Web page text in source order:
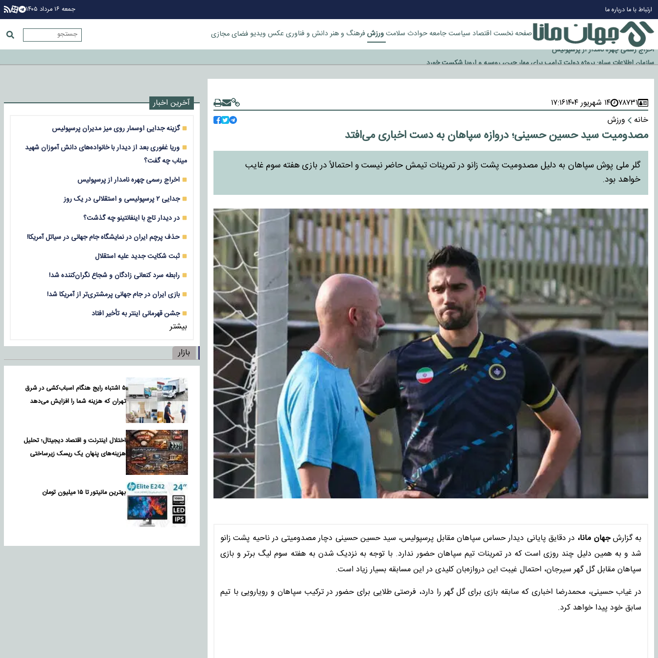
ارتباط با مادرباره ما جمعه ۱۶ مرداد ۱۴۰۵
صفحه نخست اقتصاد سیاستجامعهحوادث سلامتورزشفرهنگ و هنردانش و فناوری عکس ویدیوفضای مجازی
چرا طلا دوباره افزایشی شد؟
گزینه جدایی اوسمار روی میز مدیران پرسپولیس
آیا رئیس جمهور آمریکا قانون را دور می‌زند؟
اخراج رسمی چهره نامدار از پرسپولیس
سازمان اطلاعات سپاه: پروژه دولت ترامپ برای مهار چین، روسیه و اروپا شکست خورد
۷۸۷۳۱ ۱۴ شهریور ۱۴۰۴
۱۷:۱۶
خانه
ورزش
مصدومیت سید حسین حسینی؛ دروازه سپاهان به دست اخباری می‌افتد
گلر ملی پوش سپاهان به دلیل مصدومیت پشت زانو در تمرینات تیمش حاضر نیست و احتمالاً در بازی هفته سوم غایب
خواهد بود.
به گزارشجهان مانا، در دقایق پایانی دیدار حساس سپاهان مقابل پرسپولیس، سید حسین حسینی دچار مصدومیتی در ناحیه پشت زانو
شد و به همین دلیل چند روزی است که در تمرینات تیم سپاهان حضور ندارد. با توجه به نزدیک شدن به هفته سوم لیگ برتر و بازی
سپاهان مقابل گل گهر سیرجان، احتمال غیبت این دروازه‌بان کلیدی در این مسابقه بسیار زیاد است.
در غیاب حسینی، محمدرضا اخباری که سابقه بازی برای گل گهر را دارد، فرصتی طلایی برای حضور در ترکیب سپاهان و رویارویی با تیم
سابق خود پیدا خواهد کرد.
آخرین اخبار
گزینه جدایی اوسمار روی میز مدیران پرسپولیس
وریا غفوری بعد از دیدار با خانواده‌های دانش آموزان شهید
میناب چه گفت؟
اخراج رسمی چهره نامدار از پرسپولیس
جدایی ۲ پرسپولیسی و استقلالی در یک روز
در دیدار تاج با اینفانتینو چه گذشت؟
حذف پرچم ایران در نمایشگاه جام جهانی در سیاتل آمریکا!
ثبت شکایت جدید علیه استقلال
رابطه سرد کنعانی زادگان و شجاع نگران‌کننده شد!
بازی‌ ایران در جام جهانی پرمشتری‌تر از آمریکا شد!
جشن قهرمانی اینتر به تأخیر افتاد
بیشتر
بازار
۵ اشتباه رایج هنگام اسباب‌کشی در شرق
تهران که هزینه شما را افزایش می‌دهد
اختلال اینترنت و اقتصاد دیجیتال؛ تحلیل
هزینه‌های پنهان یک ریسک زیرساختی
بهترین مانیتور تا ۱۵ میلیون تومان